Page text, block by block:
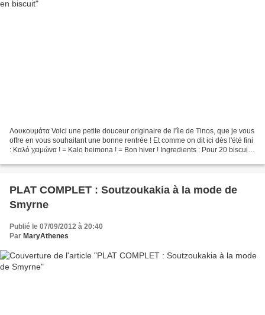
Λουκουμάτα Voici une petite douceur originaire de l'île de Tinos, que je vous
offre en vous souhaitant une bonne rentrée ! Et comme on dit ici dès l'été fini
: Καλό χειμώνα ! = Kalo heimona ! = Bon hiver ! Ingredients : Pour 20 biscuits
PLAT COMPLET : Soutzoukakia à la mode de
Smyrne
Publié le 07/09/2012 à 20:40
Par MaryAthenes